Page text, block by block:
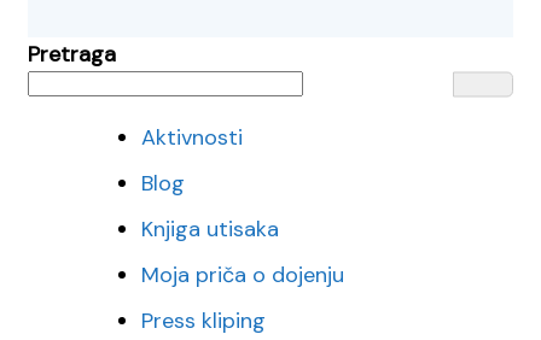
Pretraga
Aktivnosti
Blog
Knjiga utisaka
Moja priča o dojenju
Press kliping